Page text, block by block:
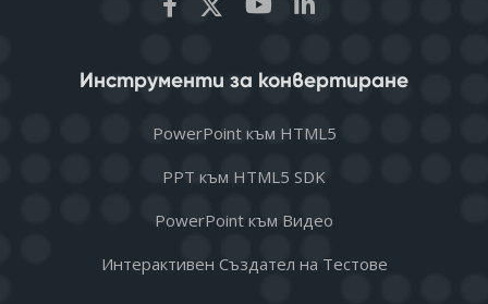
Инструменти за конвертиране
PowerPoint към HTML5
PPT към HTML5 SDK
PowerPoint към Видео
Интерактивен Създател на Тестове